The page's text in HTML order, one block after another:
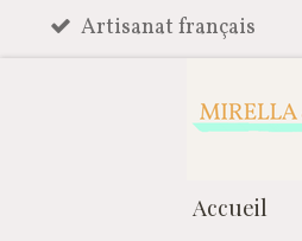
Passer Artisanat français
Accueil